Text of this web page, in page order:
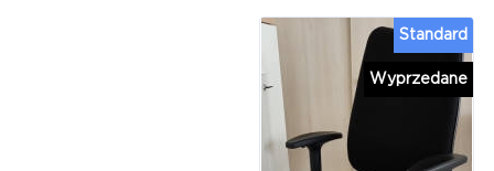
Wyprzedane
Standard